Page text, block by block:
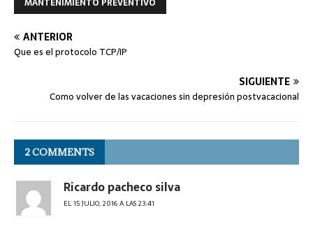
ANTERIOR
Que es el protocolo TCP/IP
SIGUIENTE
Como volver de las vacaciones sin depresión postvacacional
2 COMMENTS
Ricardo pacheco silva
EL 15 JULIO, 2016 A LAS 23:41